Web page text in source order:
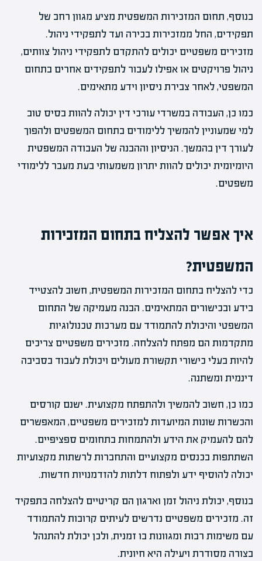
בנוסף, תחום המזכירות המשפטית מציע מגוון רחב של
תפקידים, החל ממזכירות בכירה ועד לתפקידי ניהול.
מזכירים משפטיים יכולים להתקדם לתפקידי ניהול צוותים,
ניהול פרויקטים או אפילו לעבור לתפקידים אחרים בתחום
המשפטי, לאחר צבירת ניסיון וידע מתאימים.
כמו כן, העבודה במשרדי עורכי דין יכולה להוות בסיס טוב
למי שמעוניין להמשיך ללימודים בתחום המשפטים ולהפוך
לעורך דין בהמשך. הניסיון וההבנה של העבודה המשפטית
היומיומית יכולים להוות יתרון משמעותי בעת מעבר ללימודי
משפטים.
איך אפשר להצליח בתחום המזכירות
המשפטית?
כדי להצליח בתחום המזכירות המשפטית, חשוב להצטייד
בידע ובכישורים המתאימים. הבנה מעמיקה של התחום
המשפטי והיכולת להתמודד עם מערכות טכנולוגיות
מתקדמות הם מפתח להצלחה. מזכירים משפטיים צריכים
להיות בעלי כישורי תקשורת מעולים ויכולת לעבוד בסביבה
דינמית ומשתנה.
כמו כן, חשוב להמשיך ולהתפתח מקצועית. ישנם קורסים
והכשרות שונות המיועדות למזכירים משפטיים, המאפשרים
להם להעמיק את הידע ולהתמחות בתחומים ספציפיים.
השתתפות בכנסים מקצועיים והתחברות לרשתות מקצועיות
יכולה להוסיף ידע ולפתוח דלתות להזדמנויות חדשות.
בנוסף, יכולת ניהול זמן וארגון הם קריטיים להצלחה בתפקיד
זה. מזכירים משפטיים נדרשים לעיתים קרובות להתמודד
עם משימות רבות ומגוונות בו זמנית, ולכן יכולת להתנהל
בצורה מסודרת ויעילה היא חיונית.